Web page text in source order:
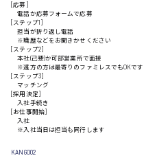
安芸太田町
安芸郡
日給10000円以上
[応募]
電話か応募フォームで応募
[ステップ1]
担当が折り返し電話
※職歴などをお聞きかせください
[ステップ2]
本社(己斐)か可部営業所で面接
※遠方の方は最寄りのファミレスでもOKです
[ステップ3]
マッチング
[採用決定]
入社手続き
[お仕事開始]
入社
※入社当日は担当も同行します
KANGO02